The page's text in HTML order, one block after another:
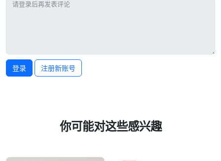
登录 注册新账号
你可能对这些感兴趣